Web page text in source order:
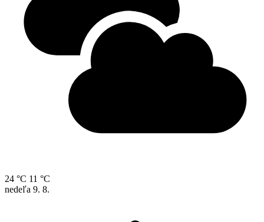
24 °C 11 °C
nedeľa 9. 8.